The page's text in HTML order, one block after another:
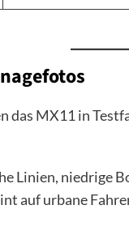
das MX11 in
Linien, niedrige
auf urbane